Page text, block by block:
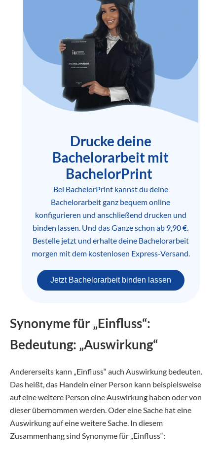
Drucke deine
Bachelorarbeit mit
BachelorPrint
Bei BachelorPrint kannst du deine
Bachelorarbeit ganz bequem online
konfigurieren und anschließend drucken und
binden lassen. Und das Ganze schon ab 9,90 €.
Bestelle jetzt und erhalte deine Bachelorarbeit
morgen mit dem kostenlosen Express-Versand.
Jetzt Bachelorarbeit binden lassen
Synonyme für „Einfluss“:
Bedeutung: „Auswirkung“
Andererseits kann „Einfluss“ auch Auswirkung bedeuten.
Das heißt, das Handeln einer Person kann beispielsweise
auf eine weitere Person eine Auswirkung haben oder von
dieser übernommen werden. Oder eine Sache hat eine
Auswirkung auf eine weitere Sache. In diesem
Zusammenhang sind Synonyme für „Einfluss“: